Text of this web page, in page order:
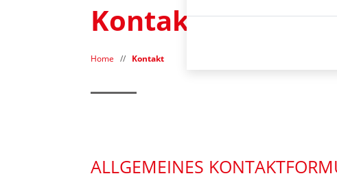
Kontakt
Home // Kontakt
ALLGEMEINES